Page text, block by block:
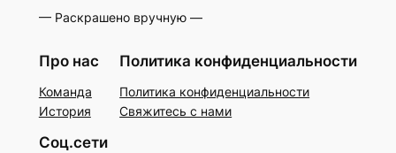
— Раскрашено вручную —
Про нас
Команда
История
Политика конфиденциальности
Политика конфиденциальности
Свяжитесь с нами
Соц.сети